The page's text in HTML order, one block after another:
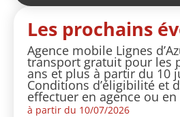
Les prochains
Agence mobile Lignes
transport gratuit pour les
ans et plus à partir du 10
Conditions d’éligibilité et
effectuer en agence ou
à partir du 10/07/2026